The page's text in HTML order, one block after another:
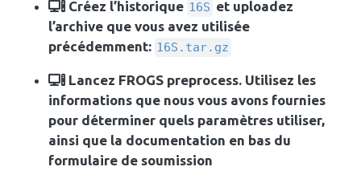
Créez l’historique 16S et uploadez
l’archive que vous avez utilisée
précédemment: 16S.tar.gz
Lancez FROGS preprocess. Utilisez les
informations que nous vous avons fournies
pour déterminer quels paramètres utiliser,
ainsi que la documentation en bas du
formulaire de soumission